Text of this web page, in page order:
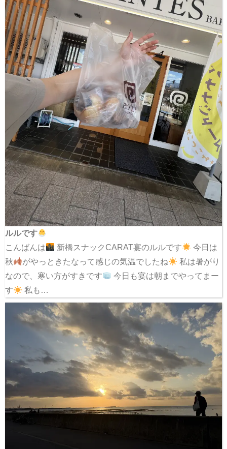
ルルです
こんばんは
新橋スナックCARAT宴のルルです
今日は
秋
がやっときたなって感じの気温でしたね
私は暑がり
なので、寒い方がすきです
今日も宴は朝までやってまー
す
私も…